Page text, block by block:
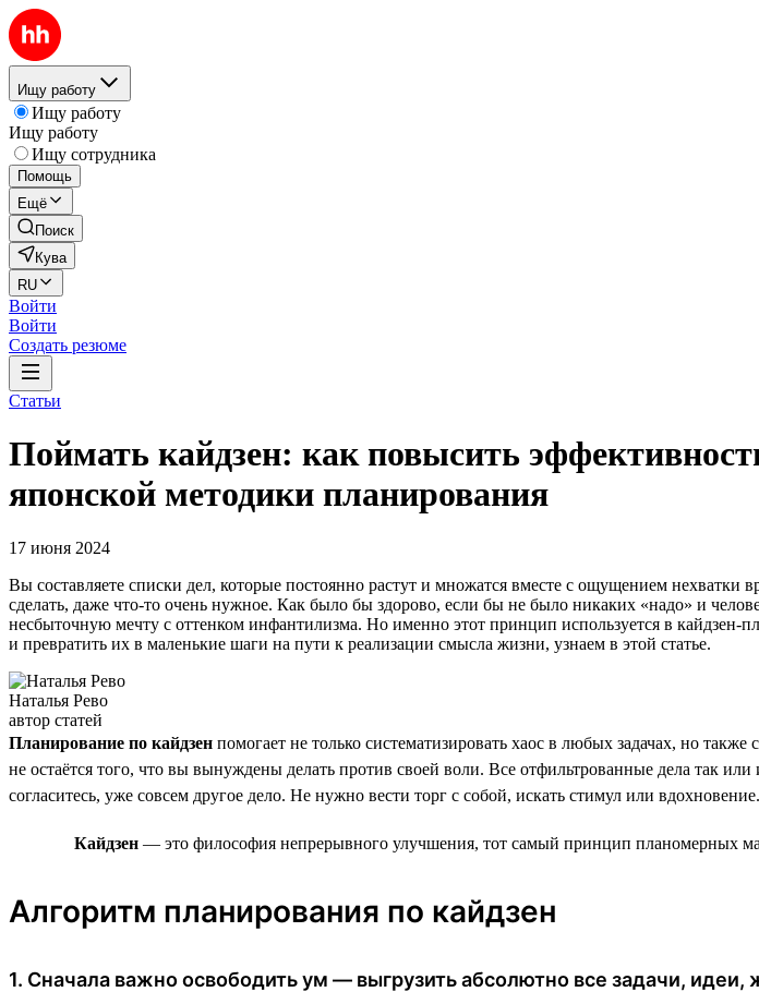
Ищу работу
Ищу работу
Ищу работу
Ищу сотрудника
Помощь
Ещё
Поиск
Кува
RU
Войти
Войти
Создать резюме
Статьи
Поймать кайдзен: как повысить
японской методики планирования
17 июня 2024
Вы составляете списки дел, которые постоянно растут и множатся вместе с ощущением
сделать, даже что-то очень нужное. Как было бы здорово, если бы не было никаких «надо» и
несбыточную мечту с оттенком инфантилизма. Но именно этот принцип используется в кайдзен-
и превратить их в маленькие шаги на пути к реализации смысла жизни, узнаем в этой статье.
Наталья Рево
автор статей
Планирование по кайдзен помогает не только систематизировать хаос в любых задачах, но
не остаётся того, что вы вынуждены делать против своей воли. Все отфильтрованные дела
согласитесь, уже совсем другое дело. Не нужно вести торг с собой, искать стимул или вдохновение.
Кайдзен — это философия непрерывного улучшения, тот самый принцип планомерных
Алгоритм планирования по кайдзен
1. Сначала важно освободить ум — выгрузить абсолютно все задачи, идеи,